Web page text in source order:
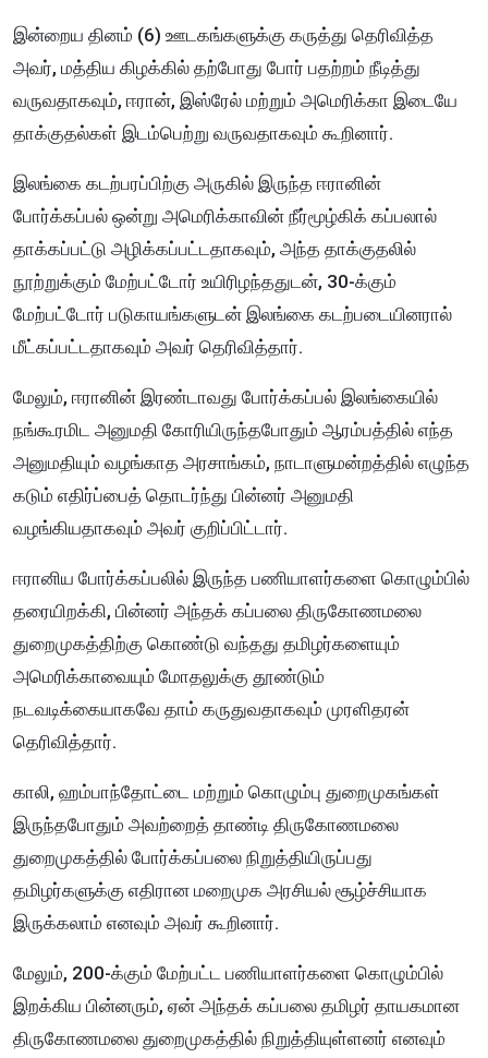
இன்றைய தினம் (6) ஊடகங்களுக்கு கருத்து தெரிவித்த
அவர், மத்திய கிழக்கில் தற்போது போர் பதற்றம் நீடித்து
வருவதாகவும், ஈரான், இஸ்ரேல் மற்றும் அமெரிக்கா இடையே
தாக்குதல்கள் இடம்பெற்று வருவதாகவும் கூறினார்.
இலங்கை கடற்பரப்பிற்கு அருகில் இருந்த ஈரானின்
போர்க்கப்பல் ஒன்று அமெரிக்காவின் நீர்மூழ்கிக் கப்பலால்
தாக்கப்பட்டு அழிக்கப்பட்டதாகவும், அந்த தாக்குதலில்
நூற்றுக்கும் மேற்பட்டோர் உயிரிழந்ததுடன், 30-க்கும்
மேற்பட்டோர் படுகாயங்களுடன் இலங்கை கடற்படையினரால்
மீட்கப்பட்டதாகவும் அவர் தெரிவித்தார்.
மேலும், ஈரானின் இரண்டாவது போர்க்கப்பல் இலங்கையில்
நங்கூரமிட அனுமதி கோரியிருந்தபோதும் ஆரம்பத்தில் எந்த
அனுமதியும் வழங்காத அரசாங்கம், நாடாளுமன்றத்தில் எழுந்த
கடும் எதிர்ப்பைத் தொடர்ந்து பின்னர் அனுமதி
வழங்கியதாகவும் அவர் குறிப்பிட்டார்.
ஈரானிய போர்க்கப்பலில் இருந்த பணியாளர்களை கொழும்பில்
தரையிறக்கி, பின்னர் அந்தக் கப்பலை திருகோணமலை
துறைமுகத்திற்கு கொண்டு வந்தது தமிழர்களையும்
அமெரிக்காவையும் மோதலுக்கு தூண்டும்
நடவடிக்கையாகவே தாம் கருதுவதாகவும் முரளிதரன்
தெரிவித்தார்.
காலி, ஹம்பாந்தோட்டை மற்றும் கொழும்பு துறைமுகங்கள்
இருந்தபோதும் அவற்றைத் தாண்டி திருகோணமலை
துறைமுகத்தில் போர்க்கப்பலை நிறுத்தியிருப்பது
தமிழர்களுக்கு எதிரான மறைமுக அரசியல் சூழ்ச்சியாக
இருக்கலாம் எனவும் அவர் கூறினார்.
மேலும், 200-க்கும் மேற்பட்ட பணியாளர்களை கொழும்பில்
இறக்கிய பின்னரும், ஏன் அந்தக் கப்பலை தமிழர் தாயகமான
திருகோணமலை துறைமுகத்தில் நிறுத்தியுள்ளனர் எனவும்